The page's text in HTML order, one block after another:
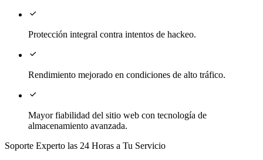

Protección integral contra intentos de hackeo.

Rendimiento mejorado en condiciones de alto tráfico.

Mayor fiabilidad del sitio web con tecnología de
almacenamiento avanzada.
Soporte Experto las 24 Horas a Tu Servicio